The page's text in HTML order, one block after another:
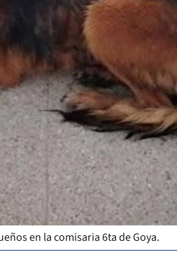
en la comisaria 6ta de Goya.